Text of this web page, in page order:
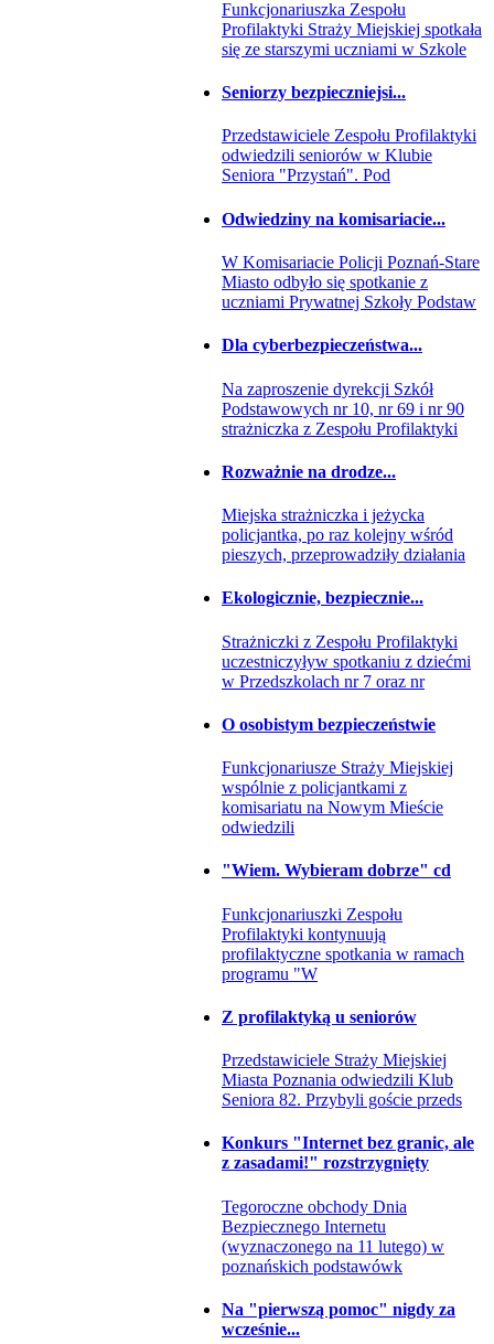
Funkcjonariuszka Zespołu
Profilaktyki Straży Miejskiej spotkała
się ze starszymi uczniami w Szkole
Seniorzy bezpieczniejsi...
Przedstawiciele Zespołu Profilaktyki
odwiedzili seniorów w Klubie
Seniora "Przystań". Pod
Odwiedziny na komisariacie...
W Komisariacie Policji Poznań-Stare
Miasto odbyło się spotkanie z
uczniami Prywatnej Szkoły Podstaw
Dla cyberbezpieczeństwa...
Na zaproszenie dyrekcji Szkół
Podstawowych nr 10, nr 69 i nr 90
strażniczka z Zespołu Profilaktyki
Rozważnie na drodze...
Miejska strażniczka i jeżycka
policjantka, po raz kolejny wśród
pieszych, przeprowadziły działania
Ekologicznie, bezpiecznie...
Strażniczki z Zespołu Profilaktyki
uczestniczyływ spotkaniu z dziećmi
w Przedszkolach nr 7 oraz nr
O osobistym bezpieczeństwie
Funkcjonariusze Straży Miejskiej
wspólnie z policjantkami z
komisariatu na Nowym Mieście
odwiedzili
"Wiem. Wybieram dobrze" cd
Funkcjonariuszki Zespołu
Profilaktyki kontynuują
profilaktyczne spotkania w ramach
programu "W
Z profilaktyką u seniorów
Przedstawiciele Straży Miejskiej
Miasta Poznania odwiedzili Klub
Seniora 82. Przybyli goście przeds
Konkurs "Internet bez granic, ale
z zasadami!" rozstrzygnięty
Tegoroczne obchody Dnia
Bezpiecznego Internetu
(wyznaczonego na 11 lutego) w
poznańskich podstawówk
Na "pierwszą pomoc" nigdy za
wcześnie...